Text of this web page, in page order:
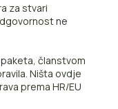
za stvari
ne
članstvom
Ništa ovdje
prema HR/EU